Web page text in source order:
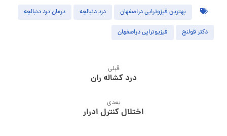
بهترین فیزوتراپی دراصفهان درد دنبالچه درمان درد دنبالچه
دکتر قولنج فیزیوتراپی دراصفهان
قبلی
درد کشاله ران
بعدی
اختلال کنترل ادرار